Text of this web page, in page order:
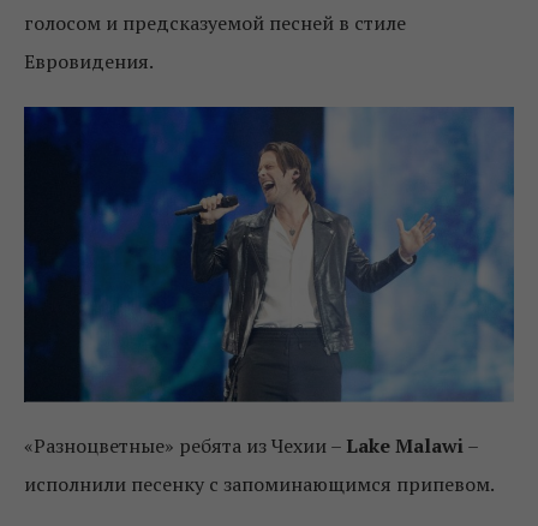
голосом и предсказуемой песней в стиле
Евровидения.
«Разноцветные» ребята из Чехии – Lake Malawi–
исполнили песенку с запоминающимся припевом.